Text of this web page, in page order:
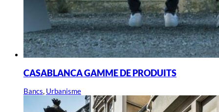
CASABLANCA GAMME DE PRODUITS
Bancs, Urbanisme